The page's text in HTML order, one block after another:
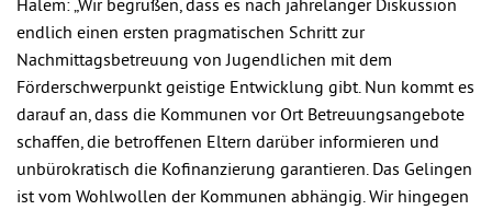
Halem: „Wir begrüßen, dass es nach jahrelanger Diskussion
endlich einen ersten pragmatischen Schritt zur
Nachmittagsbetreuung von Jugendlichen mit dem
Förderschwerpunkt geistige Entwicklung gibt. Nun kommt es
darauf an, dass die Kommunen vor Ort Betreuungsangebote
schaffen, die betroffenen Eltern darüber informieren und
unbürokratisch die Kofinanzierung garantieren. Das Gelingen
ist vom Wohlwollen der Kommunen abhängig. Wir hingegen